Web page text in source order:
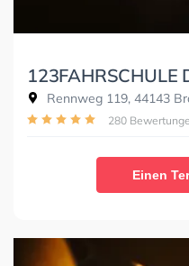
Rennweg 119, 44143
280
Einen